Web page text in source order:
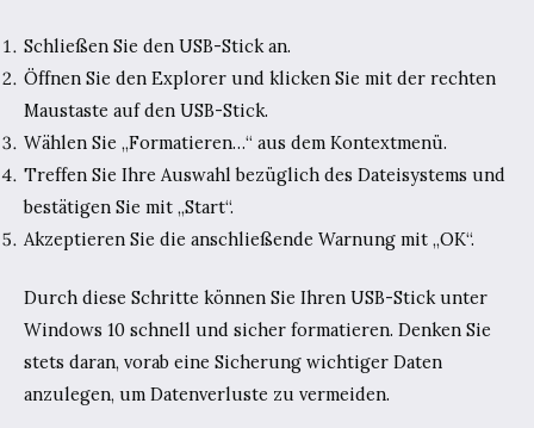
Schließen Sie den USB-Stick an.
Öffnen Sie den Explorer und klicken Sie mit der rechten
Maustaste auf den USB-Stick.
Wählen Sie „Formatieren…“ aus dem Kontextmenü.
Treffen Sie Ihre Auswahl bezüglich des Dateisystems und
bestätigen Sie mit „Start“.
Akzeptieren Sie die anschließende Warnung mit „OK“.
Durch diese Schritte können Sie Ihren USB-Stick unter
Windows 10 schnell und sicher formatieren. Denken Sie
stets daran, vorab eine Sicherung wichtiger Daten
anzulegen, um Datenverluste zu vermeiden.